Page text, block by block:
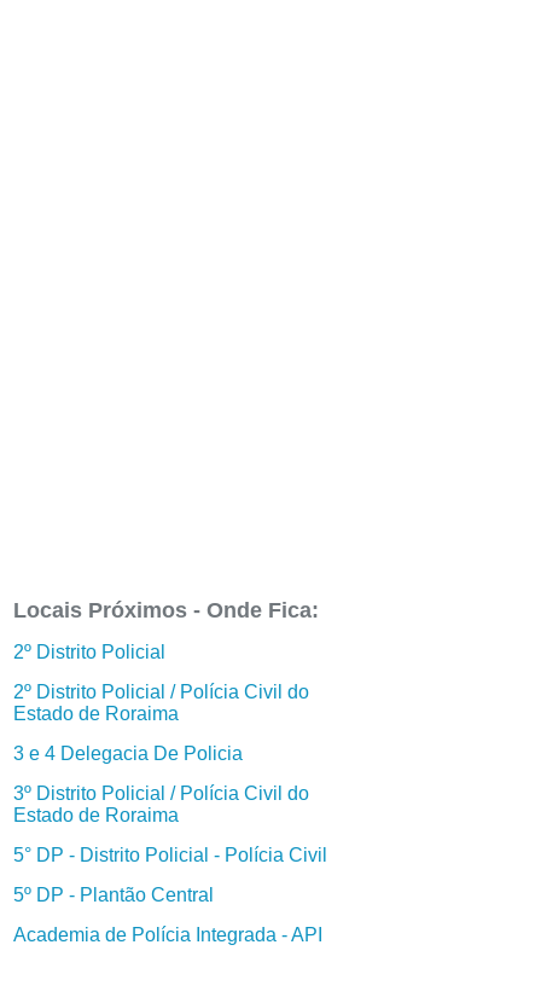
Locais Próximos - Onde Fica:
2º Distrito Policial
2º Distrito Policial / Polícia Civil do
Estado de Roraima
3 e 4 Delegacia De Policia
3º Distrito Policial / Polícia Civil do
Estado de Roraima
5° DP - Distrito Policial - Polícia Civil
5º DP - Plantão Central
Academia de Polícia Integrada - API